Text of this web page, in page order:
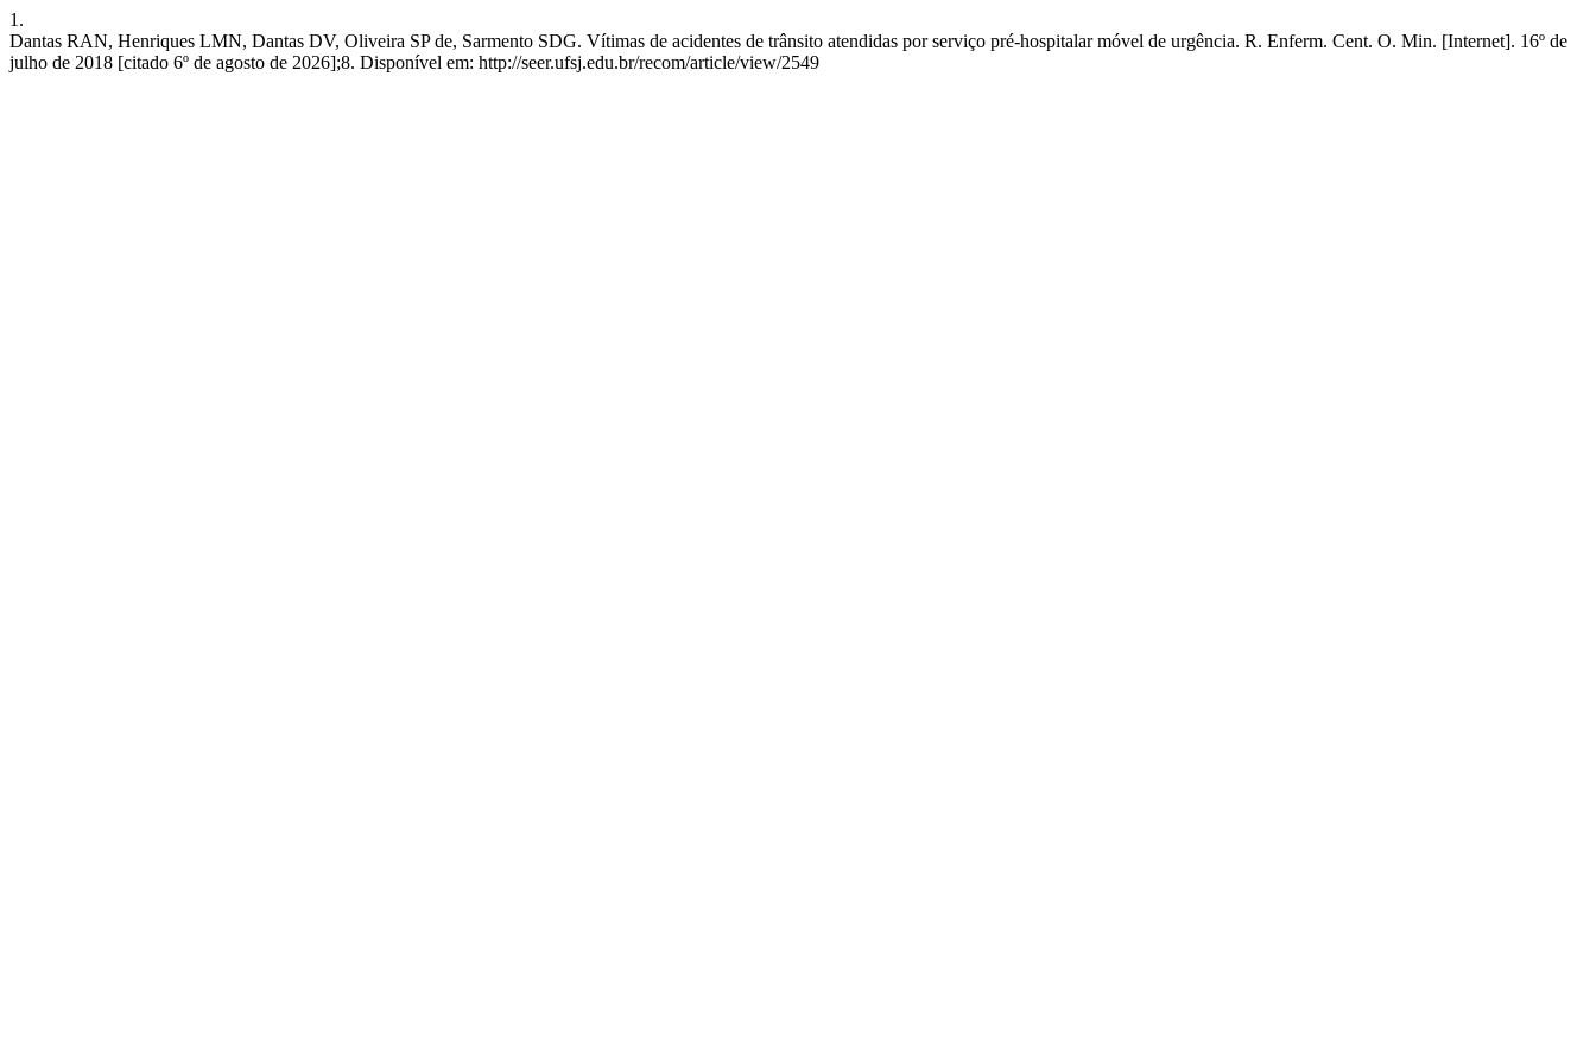
1.
Dantas RAN, Henriques LMN, Dantas DV, Oliveira SP de, Sarmento SDG. Vítimas de acidentes de trânsito atendidas por serviço pré-hospitalar móvel de urgência. R. Enferm. Cent. O. Min. [Internet]. 16º de
julho de 2018 [citado 6º de agosto de 2026];8. Disponível em: http://seer.ufsj.edu.br/recom/article/view/2549